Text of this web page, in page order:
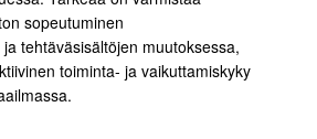
sopeutuminen
tehtäväsisältöjen muutoksessa,
toiminta- ja vaikuttamiskyky